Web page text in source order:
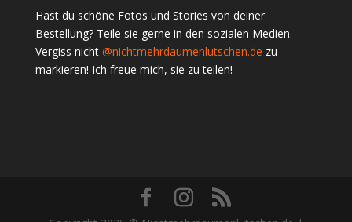
Hast du schöne Fotos und Stories von deiner
Bestellung? Teile sie gerne in den sozialen Medien.
Vergiss nicht @nichtmehrdaumenlutschen.de zu
markieren! Ich freue mich, sie zu teilen!